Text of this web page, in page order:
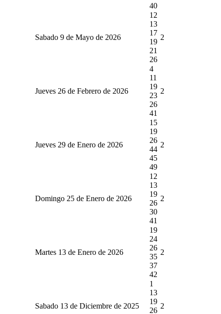
40
Sabado 9 de Mayo de 2026
12
13
17
19
21
26
2
Jueves 26 de Febrero de 2026
4
11
19
23
26
41
2
Jueves 29 de Enero de 2026
15
19
26
44
45
49
2
Domingo 25 de Enero de 2026
12
13
19
26
30
41
2
Martes 13 de Enero de 2026
19
24
26
35
37
42
2
Sabado 13 de Diciembre de 2025
1
13
19
26
2